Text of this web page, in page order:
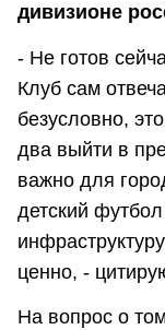
дивизионе
- Не готов
Клуб сам
безусловно,
два выйти в
важно для
детский
ценно, -
На вопрос о